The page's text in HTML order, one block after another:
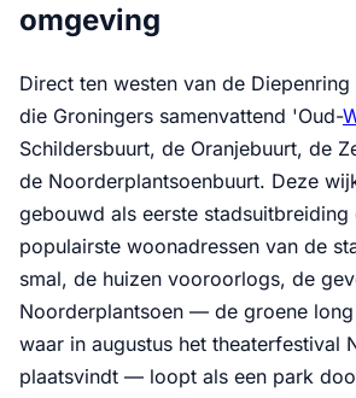
omgeving
Direct ten westen van de
die Groningers samenvattend 'Oud-
Schildersbuurt, de Oranjebuurt, de
de Noorderplantsoenbuurt. Deze
gebouwd als eerste
populairste woonadressen van de
smal, de huizen vooroorlogs, de
Noorderplantsoen — de groene
waar in augustus het theaterfestival
plaatsvindt — loopt als een park